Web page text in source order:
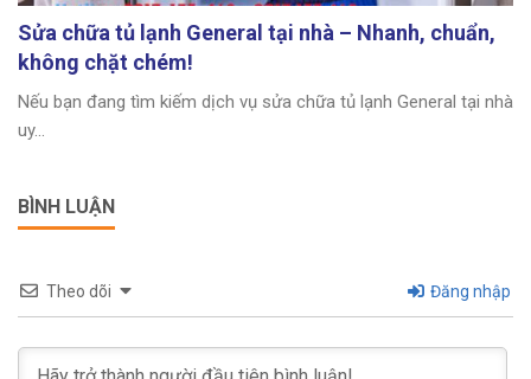
Sửa chữa tủ lạnh General tại nhà – Nhanh, chuẩn,
không chặt chém!
Nếu bạn đang tìm kiếm dịch vụ sửa chữa tủ lạnh General tại nhà
uy...
BÌNH LUẬN
Theo dõi Đăng nhập